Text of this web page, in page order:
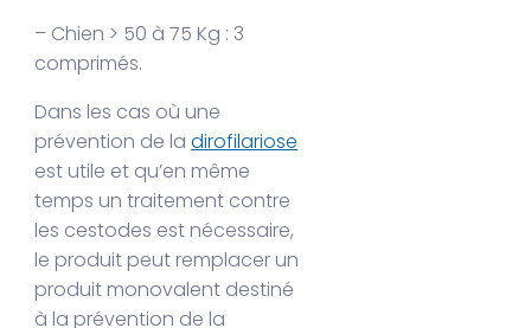
– Chien > 50 à 75 Kg : 3
comprimés.
Dans les cas où une
prévention de ladirofilariose
est utile et qu’en même
temps un traitement contre
les cestodes est nécessaire,
le produit peut remplacer un
produit monovalent destiné
à la prévention de la